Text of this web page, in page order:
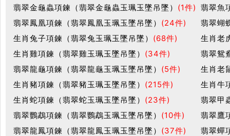
翡翠金龜蟲項鍊（翡翠金龜蟲玉珮玉墜吊墜） (1件) 翡翠魚
翡翠鳳凰項鍊（翡翠鳳凰玉珮玉墜吊墜） (24件)
翡翠蝴
生肖兔子項鍊（翡翠兔玉珮玉墜吊墜） (68件)
生肖老
生肖雞項鍊（翡翠雞玉珮玉墜吊墜） (34件)
翡翠鴛
翡翠龍龜項鍊（翡翠龍龜玉珮玉墜吊墜） (5件)
生肖老
生肖豬項鍊（翡翠豬玉珮玉墜吊墜） (215件)
生肖牛
生肖蛇項鍊（翡翠蛇玉珮玉墜吊墜） (23件)
翡翠甲
翡翠鸚鵡項鍊（翡翠鸚鵡玉珮玉墜吊墜） (10件)
翡翠鷹
翡翠龍鳳項鍊（翡翠龍鳳玉珮玉墜吊墜） (37件)
翡翠蟬